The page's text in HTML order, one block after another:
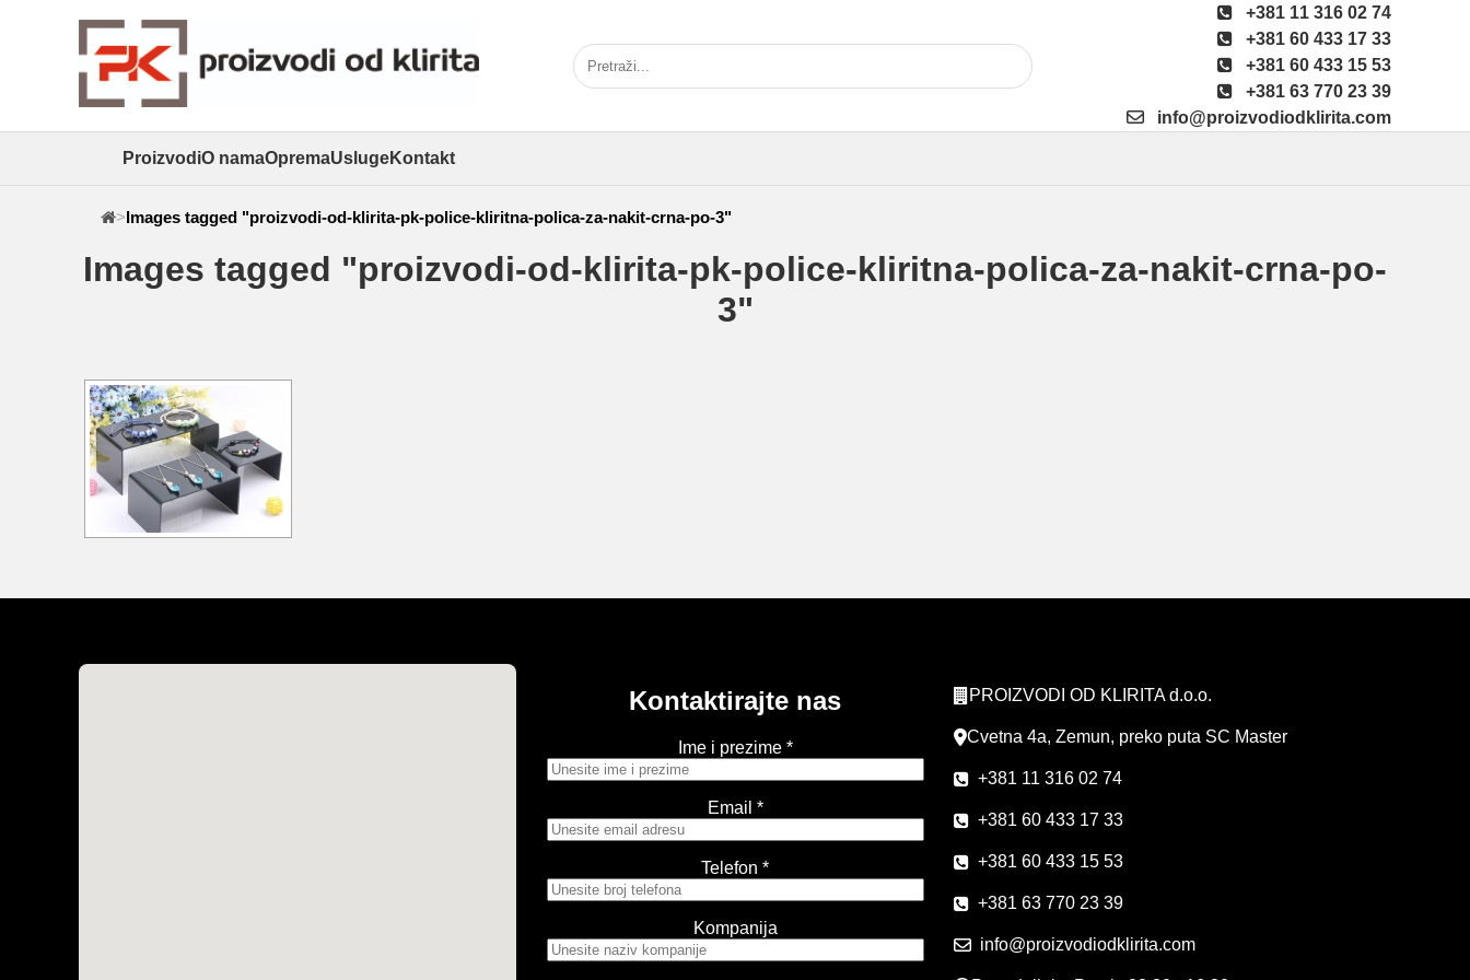
+381 11 316 02 74
+381 60 433 17 33
+381 60 433 15 53
+381 63 770 23 39
info@proizvodiodklirita.com
ProizvodiO namaOpremaUslugeKontakt
>Images tagged "proizvodi-od-klirita-pk-police-kliritna-polica-za-nakit-crna-po-3"
Images tagged "proizvodi-od-klirita-pk-police-kliritna-polica-za-nakit-crna-po-
3"
Kontaktirajte nas
Ime i prezime *
Email *
Telefon *
Kompanija
PROIZVODI OD KLIRITA d.o.o.
Cvetna 4a, Zemun, preko puta SC Master
+381 11 316 02 74
+381 60 433 17 33
+381 60 433 15 53
+381 63 770 23 39
info@proizvodiodklirita.com